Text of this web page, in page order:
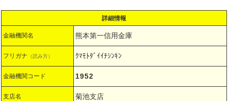
詳細情報
金融機関名 熊本第一信用金庫
フリガナ （読み方） ｸﾏﾓﾄﾀﾞｲｲﾁｼﾝｷﾝ
金融機関コード 1952
支店名 菊池支店